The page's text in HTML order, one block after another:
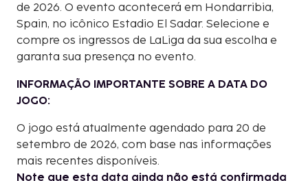
de 2026. O evento acontecerá em Hondarribia,
Spain, no icônico Estadio El Sadar. Selecione e
compre os ingressos de LaLiga da sua escolha e
garanta sua presença no evento.
INFORMAÇÃO IMPORTANTE SOBRE A DATA DO
JOGO:
O jogo está atualmente agendado para 20 de
setembro de 2026, com base nas informações
mais recentes disponíveis.
Note que esta data ainda não está confirmada